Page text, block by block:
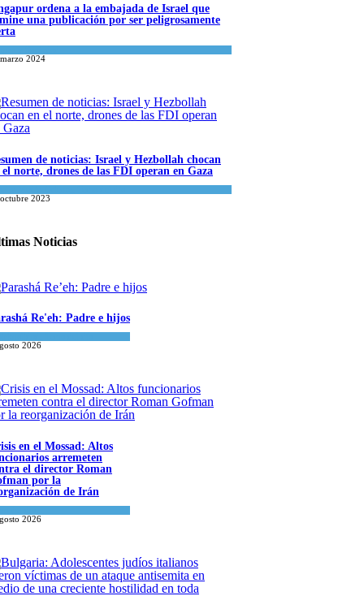
ordena a la embajada de Israel que
una publicación por ser peligrosamente
2024
de noticias: Israel y Hezbollah chocan
el norte, drones de las FDI operan en Gaza
2023
Noticias
Re'eh: Padre e hijos
2026
en el Mossad: Altos
arremeten
el director Roman
por la
de Irán
2026